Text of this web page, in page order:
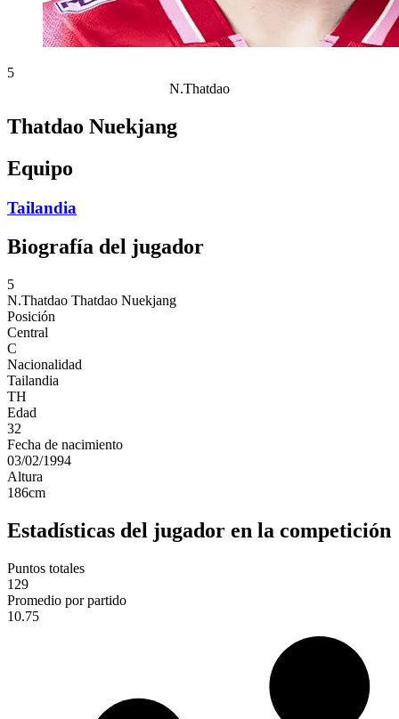
5
N.Thatdao
Thatdao Nuekjang
Equipo
Tailandia
Biografía del jugador
5
N.Thatdao Thatdao Nuekjang
Posición
Central
C
Nacionalidad
Tailandia
TH
Edad
32
Fecha de nacimiento
03/02/1994
Altura
186cm
Estadísticas del jugador en la competición
Puntos totales
129
Promedio por partido
10.75